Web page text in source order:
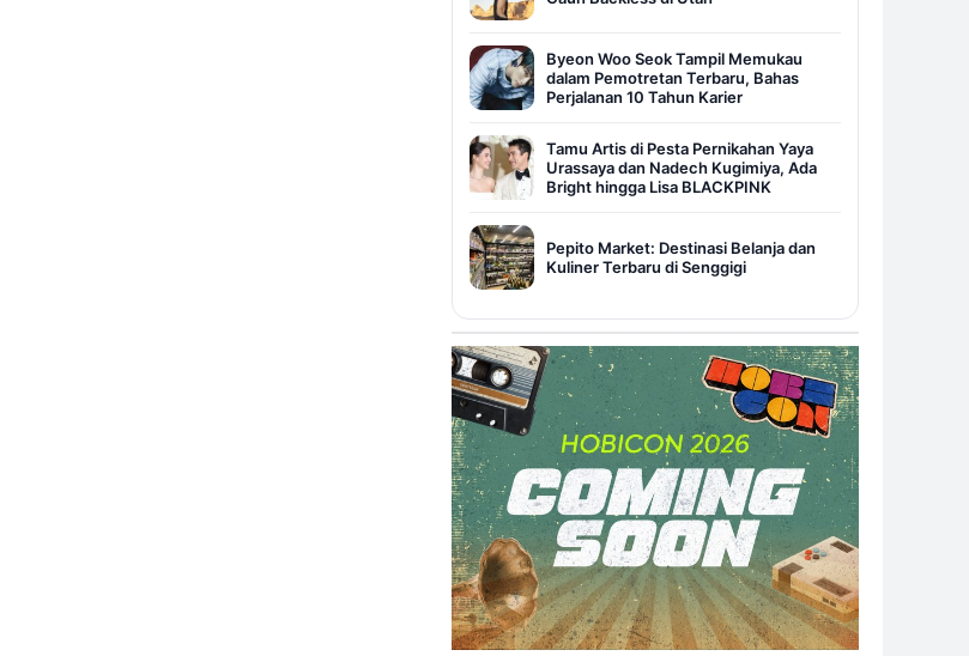
Byeon Woo Seok Tampil Memukau
dalam Pemotretan Terbaru, Bahas
Perjalanan 10 Tahun Karier
Tamu Artis di Pesta Pernikahan Yaya
Urassaya dan Nadech Kugimiya, Ada
Bright hingga Lisa BLACKPINK
Pepito Market: Destinasi Belanja dan
Kuliner Terbaru di Senggigi